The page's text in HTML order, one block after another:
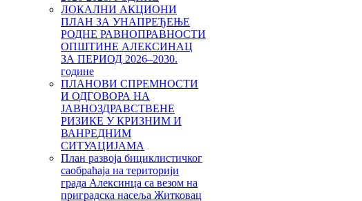
ЛОКАЛНИ АКЦИОНИ
ПЛАН ЗА УНАПРЕЂЕЊЕ
РОДНЕ РАВНОПРАВНОСТИ
ОПШТИНЕ АЛЕКСИНАЦ
ЗА ПЕРИОД 2026–2030.
године
ПЛАНОВИ СПРЕМНОСТИ
И ОДГОВОРА НА
ЈАВНОЗДРАВСТВЕНЕ
РИЗИКЕ У КРИЗНИМ И
ВАНРЕДНИМ
СИТУАЦИЈАМА
План развоја бициклистичког
саобраћаја на територији
града Алексинца са везом на
приградска насеља Житковац